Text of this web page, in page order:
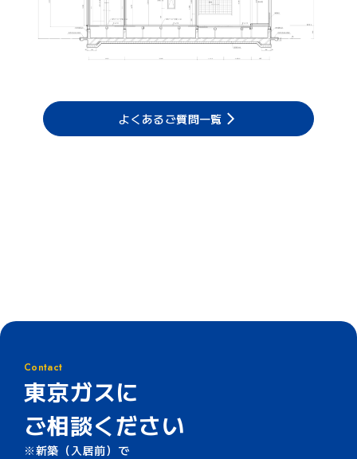
よくあるご質問一覧
Contact
東京ガスに
ご相談ください
新築（入居前）で